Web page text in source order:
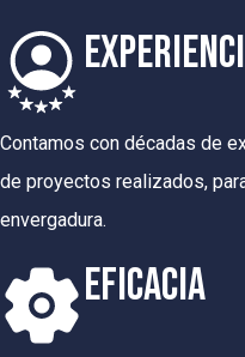
Contamos con décadas de
de proyectos realizados,
envergadura.
EFICACIA